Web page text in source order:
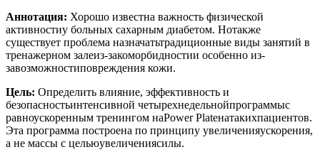
Аннотация: Хорошо известна важность физической
активностиу больных сахарным диабетом. Нотакже
существует проблема назначатьтрадиционные виды занятий в
тренажерном залеиз-закоморбидностии особенно из-
завозможностиповреждения кожи.
Цель: Определить влияние, эффективность и
безопасностьинтенсивной четырехнедельнойпрограммыс
равноускоренным тренингом наPower Plateнатакихпациентов.
Эта программа построена по принципу увеличенияускорения,
а не массы с цельюувеличениясилы.